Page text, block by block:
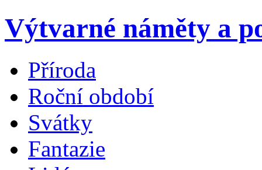
Výtvarné náměty a
Příroda
Roční období
Svátky
Fantazie